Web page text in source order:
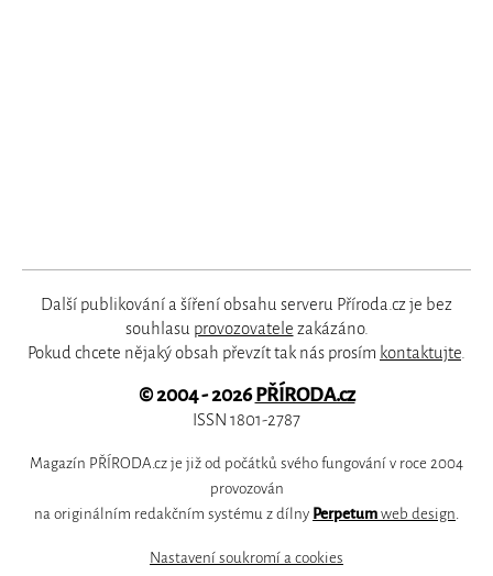
Další publikování a šíření obsahu serveru Příroda.cz je bez
souhlasu provozovatele zakázáno.
Pokud chcete nějaký obsah převzít tak nás prosím kontaktujte.
© 2004 - 2026PŘÍRODA.cz
ISSN 1801-2787
Magazín PŘÍRODA.cz je již od počátků svého fungování v roce 2004
provozován
na originálním redakčním systému z dílny Perpetum web design
Nastavení soukromí a cookies